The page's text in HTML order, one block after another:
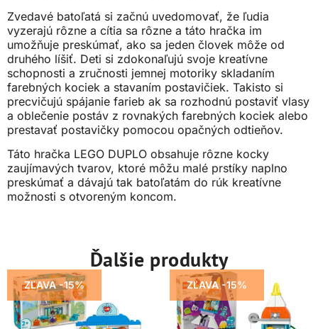
Zvedavé batoľatá si začnú uvedomovať, že ľudia
vyzerajú rôzne a cítia sa rôzne a táto hračka im
umožňuje preskúmať, ako sa jeden človek môže od
druhého líšiť. Deti si zdokonaľujú svoje kreatívne
schopnosti a zručnosti jemnej motoriky skladaním
farebných kociek a stavaním postavičiek. Takisto si
precvičujú spájanie farieb ak sa rozhodnú postaviť vlasy
a oblečenie postáv z rovnakých farebných kociek alebo
prestavať postavičky pomocou opačných odtieňov.
Táto hračka LEGO DUPLO obsahuje rôzne kocky
zaujímavých tvarov, ktoré môžu malé prstíky naplno
preskúmať a dávajú tak batoľatám do rúk kreatívne
možnosti s otvoreným koncom.
Ďalšie produkty
ZĽAVA -15% ZĽAVA -15%